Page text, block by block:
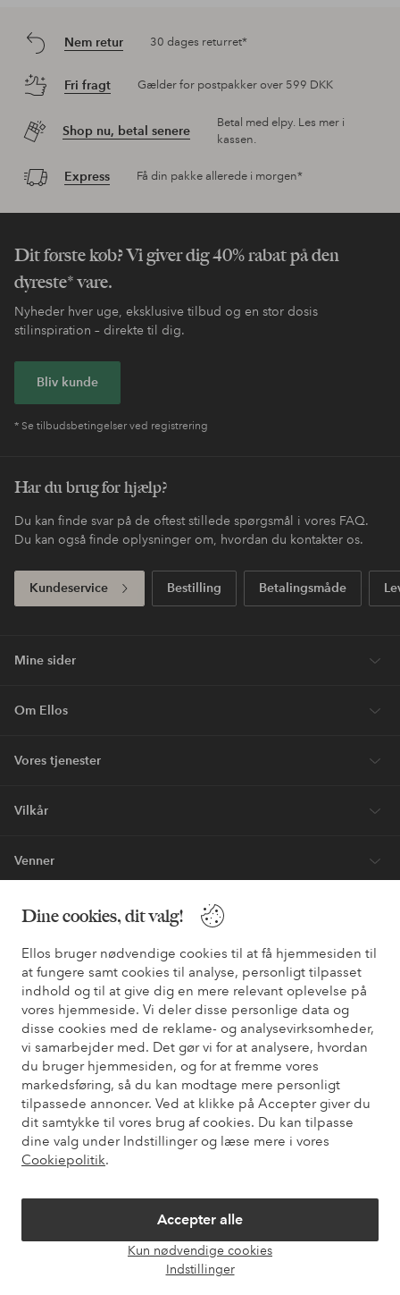
Dine cookies, dit valg!
Ellos bruger nødvendige cookies til at få hjemmesiden til
at fungere samt cookies til analyse, personligt tilpasset
indhold og til at give dig en mere relevant oplevelse på
vores hjemmeside. Vi deler disse personlige data og
disse cookies med de reklame- og analysevirksomheder,
vi samarbejder med. Det gør vi for at analysere, hvordan
du bruger hjemmesiden, og for at fremme vores
markedsføring, så du kan modtage mere personligt
tilpassede annoncer. Ved at klikke på Accepter giver du
dit samtykke til vores brug af cookies. Du kan tilpasse
dine valg under Indstillinger og læse mere i vores
Cookiepolitik.
Accepter alle
Kun nødvendige cookies
Indstillinger
Nem retur 30 dages returret*
Fri fragt Gælder for postpakker over 599 DKK
Shop nu, betal senere
Betal med elpy. Les mer i
kassen.
Express Få din pakke allerede i morgen*
Dit første køb? Vi giver dig 40% rabat på den
dyreste* vare.
Nyheder hver uge, eksklusive tilbud og en stor dosis
stilinspiration – direkte til dig.
Bliv kunde
* Se tilbudsbetingelser ved registrering
Har du brug for hjælp?
Du kan finde svar på de oftest stillede spørgsmål i vores FAQ.
Du kan også finde oplysninger om, hvordan du kontakter os.
Kundeservice Bestilling Betalingsmåde
Mine sider
Om Ellos
Vores tjenester
Vilkår
Venner
Vil du vide mere om vores betalingsmuligheder?
elpy elpy
Danmark - Vælg land
Facebook Instagram Pinterest Youtube